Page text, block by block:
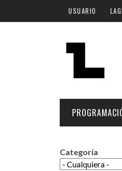
Pasar al contenido principal
USUARIO
FECHA
Categoría